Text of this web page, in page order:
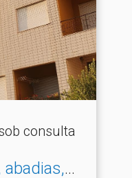
consulta